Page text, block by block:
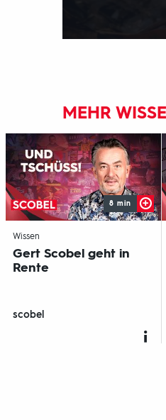
MEHR
Wissen
Gert Scobel geht in
Rente
scobel
8 min